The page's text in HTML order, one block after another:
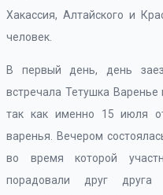
Хакассия, Алтайского и
человек.
В первый день, день
встречала Тетушка
так как именно 15 июля
варенья. Вечером
во время которой
порадовали друг друга